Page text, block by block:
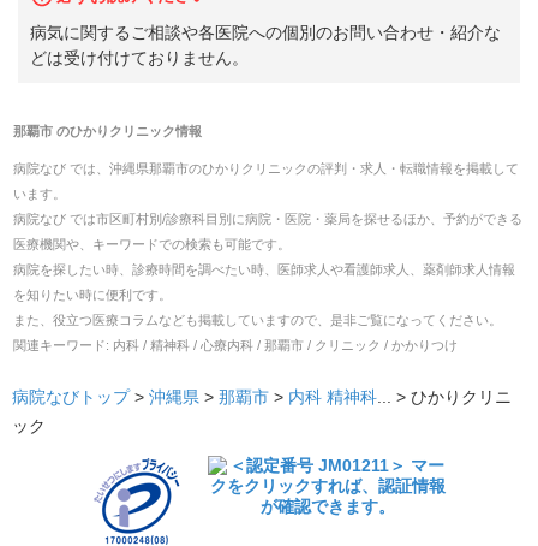
病気に関するご相談や各医院への個別のお問い合わせ・紹介な
どは受け付けておりません。
那覇市のひかりクリニック情報
病院なび では、 沖縄県那覇市のひかりクリニックの評判・求人・転職情報を掲載して
います。
病院なび では市区町村別/診療科目別に病院・医院・薬局を探せるほか、予約ができる
医療機関や、キーワードでの検索も可能です。
病院を探したい時、診療時間を調べたい時、医師求人や看護師求人、薬剤師求人情報
を知りたい時に便利です。
また、役立つ医療コラムなども掲載していますので、是非ご覧になってください。
関連キーワード: 内科 / 精神科 / 心療内科 / 那覇市 / クリニック / かかりつけ
病院なびトップ > 沖縄県 > 那覇市 > 内科 精神科... > ひかりクリニ
ック